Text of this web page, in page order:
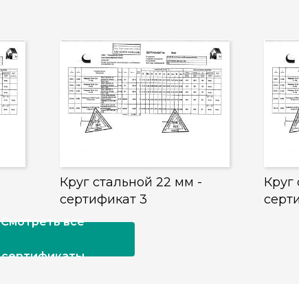
Круг стальной 22 мм -
сертификат 3
Круг
Смотреть все
сертификаты